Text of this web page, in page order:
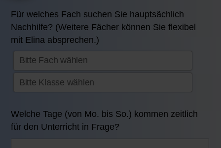
Für welches Fach suchen Sie hauptsächlich
Nachhilfe? (Weitere Fächer können Sie flexibel
mit Elina absprechen.)
Welche Tage (von Mo. bis So.) kommen zeitlich
für den Unterricht in Frage?